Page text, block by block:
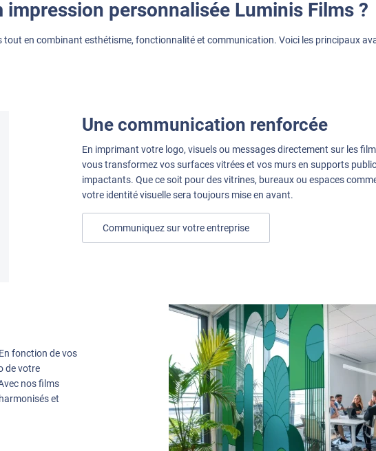
personnalisée Luminis Films ?
en combinant esthétisme, fonctionnalité et communication. Voici les principaux
Une communication renforcée
En imprimant votre logo, visuels ou messages directement sur les
vous transformez vos surfaces vitrées et vos murs en supports
impactants. Que ce soit pour des vitrines, bureaux ou espaces
votre identité visuelle sera toujours mise en avant.
Communiquez sur votre entreprise
fonction de vos
de votre
nos films
et